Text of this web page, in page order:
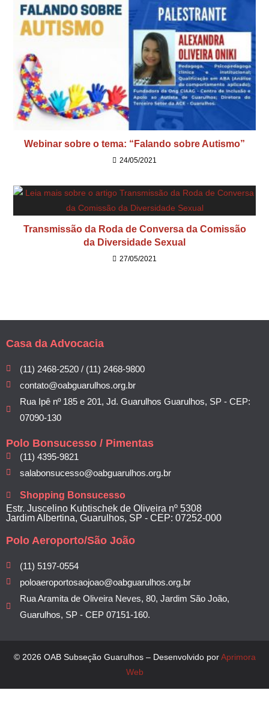
Webinar sobre o tema: “Falando sobre Autismo”
24/05/2021
Transmissão da Roda de Conversa da Comissão
da Diversidade Sexual
27/05/2021
Casa da Advocacia
(11) 2468-2520 / (11) 2468-9800
contato@oabguarulhos.org.br
Rua Ipê nº 185 e 201, Jd. Guarulhos Guarulhos, SP - CEP:
07090-130
Polo Bonsucesso / Pimentas
(11) 4395-9821
salabonsucesso@oabguarulhos.org.br
Shopping Bonsucesso
Estr. Juscelino Kubtischek de Oliveira nº 5308
Jardim Albertina, Guarulhos, SP - CEP: 07252-000
Polo Aeroporto/São João
(11) 5197-0554
poloaeroportosaojoao@oabguarulhos.org.br
Rua Aramita de Oliveira Neves, 80, Jardim São João,
Guarulhos, SP - CEP 07151-160.
© 2026 OAB Subseção Guarulhos – Desenvolvido porAprimora
Web